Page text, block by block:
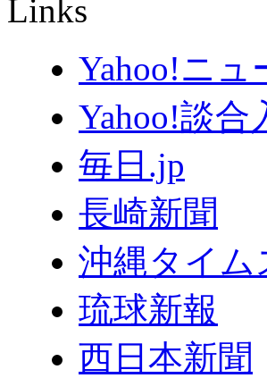
Links
Yahoo!ニュ
Yahoo!談合
毎日.jp
長崎新聞
沖縄タイム
琉球新報
西日本新聞